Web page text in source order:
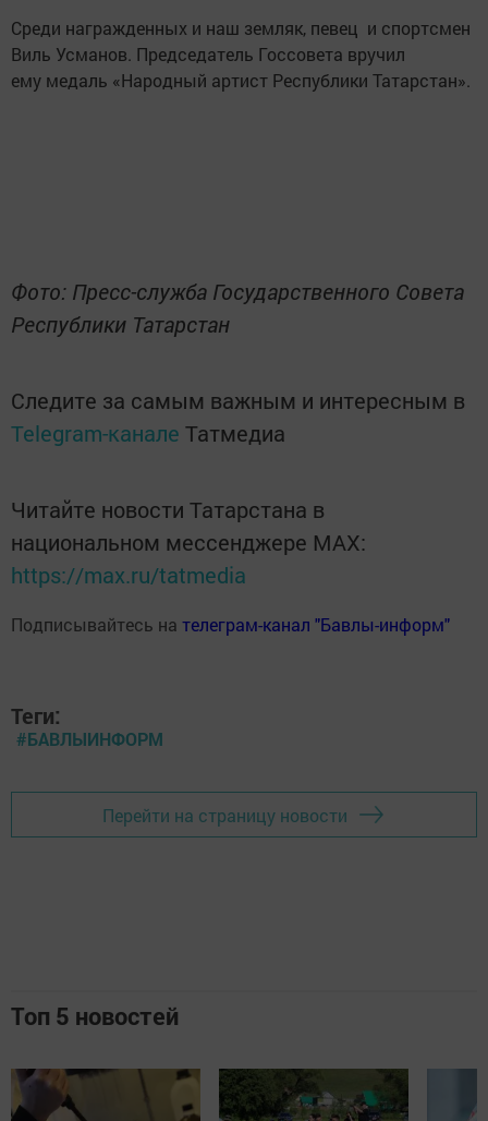
Среди награжденных и наш земляк, певец и спортсмен
Виль Усманов. Председатель Госсовета вручил
ему медаль «Народный артист Республики Татарстан».
Фото: Пресс-служба Государственного Совета
Республики Татарстан
Следите за самым важным и интересным в
Telegram-канале Татмедиа
Читайте новости Татарстана в
национальном мессенджере MАХ:
https://max.ru/tatmedia
Подписывайтесь на телеграм-канал "Бавлы-информ"
Теги:
#БАВЛЫИНФОРМ
Перейти на страницу новости
Топ 5 новостей